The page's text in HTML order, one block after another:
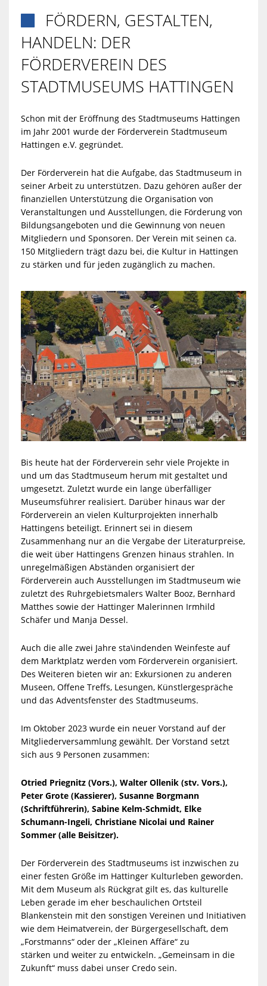
FÖRDERN, GESTALTEN,
HANDELN: DER
FÖRDERVEREIN DES
STADTMUSEUMS HATTINGEN
Schon mit der Eröffnung des Stadtmuseums Hattingen
im Jahr 2001 wurde der Förderverein Stadtmuseum
Hattingen e.V. gegründet.
Der Förderverein hat die Aufgabe, das Stadtmuseum in
seiner Arbeit zu unterstützen. Dazu gehören außer der
finanziellen Unterstützung die Organisation von
Veranstaltungen und Ausstellungen, die Förderung von
Bildungsangeboten und die Gewinnung von neuen
Mitgliedern und Sponsoren. Der Verein mit seinen ca.
150 Mitgliedern trägt dazu bei, die Kultur in Hattingen
zu stärken und für jeden zugänglich zu machen.
Bis heute hat der Förderverein sehr viele Projekte in
und um das Stadtmuseum herum mit gestaltet und
umgesetzt. Zuletzt wurde ein lange überfälliger
Museumsführer realisiert. Darüber hinaus war der
Förderverein an vielen Kulturprojekten innerhalb
Hattingens beteiligt. Erinnert sei in diesem
Zusammenhang nur an die Vergabe der Literaturpreise,
die weit über Hattingens Grenzen hinaus strahlen. In
unregelmäßigen Abständen organisiert der
Förderverein auch Ausstellungen im Stadtmuseum wie
zuletzt des Ruhrgebietsmalers Walter Booz, Bernhard
Matthes sowie der Hattinger Malerinnen Irmhild
Schäfer und Manja Dessel.
Auch die alle zwei Jahre sta\indenden Weinfeste auf
dem Marktplatz werden vom Förderverein organisiert.
Des Weiteren bieten wir an: Exkursionen zu anderen
Museen, Offene Treffs, Lesungen, Künstlergespräche
und das Adventsfenster des Stadtmuseums.
Im Oktober 2023 wurde ein neuer Vorstand auf der
Mitgliederversammlung gewählt. Der Vorstand setzt
sich aus 9 Personen zusammen:
Otried Priegnitz (Vors.), Walter Ollenik (stv. Vors.),
Peter Grote (Kassierer), Susanne Borgmann
(Schriftführerin), Sabine Kelm-Schmidt, Elke
Schumann-Ingeli, Christiane Nicolai und Rainer
Sommer (alle Beisitzer).
Der Förderverein des Stadtmuseums ist inzwischen zu
einer festen Größe im Hattinger Kulturleben geworden.
Mit dem Museum als Rückgrat gilt es, das kulturelle
Leben gerade im eher beschaulichen Ortsteil
Blankenstein mit den sonstigen Vereinen und Initiativen
wie dem Heimatverein, der Bürgergesellschaft, dem
„Forstmanns“ oder der „Kleinen Affäre“ zu
stärken und weiter zu entwickeln. „Gemeinsam in die
Zukunft“ muss dabei unser Credo sein.